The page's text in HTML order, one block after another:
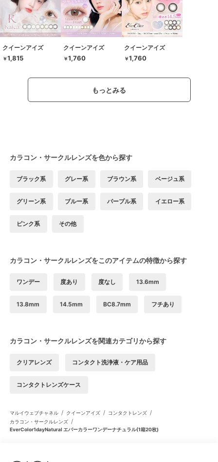
クイーンアイズ
￥1,815
クイーンアイズ
￥1,760
クイーンアイズ
￥1,760
もっとみる
カラコン・サークルレンズを色から探す
ブラック系 グレー系 ブラウン系 ベージュ系
グリーン系 ブルー系 パープル系 イエロー系
ピンク系 その他
カラコン・サークルレンズをこのアイテムの特徴から探す
ワンデー 度あり 度なし 13.6mm
13.8mm 14.5mm BC8.7mm フチあり
カラコン・サークルレンズを関連カテゴリから探す
クリアレンズ コンタクト洗浄液・ケア用品
コンタクトレンズケース
マルイウェブチャネル / クイーンアイズ / コンタクトレンズ /
カラコン・サークルレンズ /
EverColor1dayNatural エバーカラーワンデーナチュラル(1箱20枚)